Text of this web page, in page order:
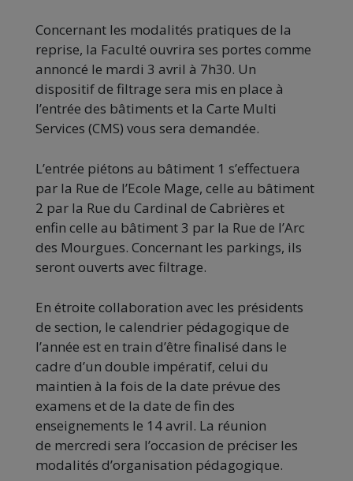
Concernant les modalités pratiques de la
reprise, la Faculté ouvrira ses portes comme
annoncé le mardi 3 avril à 7h30. Un
dispositif de filtrage sera mis en place à
l’entrée des bâtiments et la Carte Multi
Services (CMS) vous sera demandée.
L’entrée piétons au bâtiment 1 s’effectuera
par la Rue de l’Ecole Mage, celle au bâtiment
2 par la Rue du Cardinal de Cabrières et
enfin celle au bâtiment 3 par la Rue de l’Arc
des Mourgues. Concernant les parkings, ils
seront ouverts avec filtrage.
En étroite collaboration avec les présidents
de section, le calendrier pédagogique de
l’année est en train d’être finalisé dans le
cadre d’un double impératif, celui du
maintien à la fois de la date prévue des
examens et de la date de fin des
enseignements le 14 avril. La réunion
de mercredi sera l’occasion de préciser les
modalités d’organisation pédagogique.